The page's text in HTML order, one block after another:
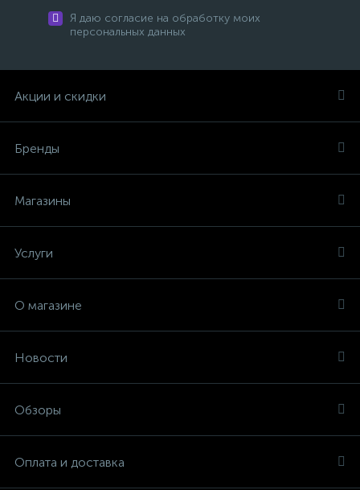
Я даю согласие на обработку моих
персональных данных
Акции и скидки
Бренды
Магазины
Услуги
О магазине
Новости
Обзоры
Оплата и доставка